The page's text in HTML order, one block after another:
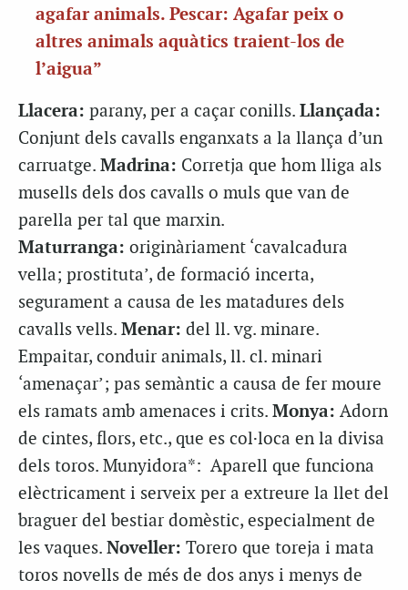
agafar animals. Pescar: Agafar peix o
altres animals aquàtics traient-los de
l’aigua”
Llacera: parany, per a caçar conills. Llançada:
Conjunt dels cavalls enganxats a la llança d’un
carruatge. Madrina: Corretja que hom lliga als
musells dels dos cavalls o muls que van de
parella per tal que marxin.
Maturranga: originàriament ‘cavalcadura
vella; prostituta’, de formació incerta,
segurament a causa de les matadures dels
cavalls vells. Menar: del ll. vg. minare.
Empaitar, conduir animals, ll. cl. minari
‘amenaçar’; pas semàntic a causa de fer moure
els ramats amb amenaces i crits. Monya: Adorn
de cintes, flors, etc., que es col·loca en la divisa
dels toros. Munyidora*: Aparell que funciona
elèctricament i serveix per a extreure la llet del
braguer del bestiar domèstic, especialment de
les vaques. Noveller: Torero que toreja i mata
toros novells de més de dos anys i menys de